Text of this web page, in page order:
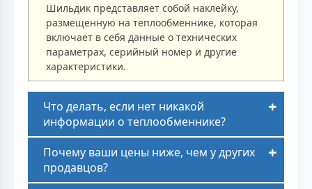
Шильдик представляет собой наклейку,
размещенную на теплообменнике, которая
включает в себя данные о технических
параметрах, серийный номер и другие
характеристики.
Что делать, если нет никакой
информации о теплообменнике?
Почему ваши цены ниже, чем у других
продавцов?